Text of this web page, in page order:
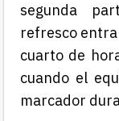
segunda
refresco
cuarto de
cuando el
marcador